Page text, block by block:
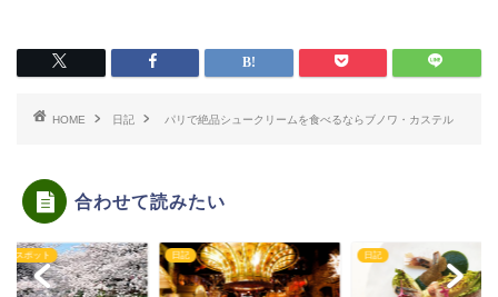
HOME 日記 パリで絶品シュークリームを食べるならブノワ・カステル
合わせて読みたい
めスポット 日記 日記